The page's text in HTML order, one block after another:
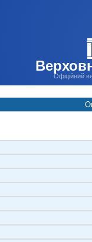
Офіційний